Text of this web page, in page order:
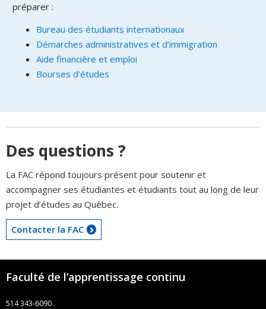
préparer :
Bureau des étudiants internationaux
Démarches administratives et d’immigration
Aide financière et emploi
Bourses d’études
Des questions ?
La FAC répond toujours présent pour soutenir et
accompagner ses étudiantes et étudiants tout au long de leur
projet d’études au Québec.
Contacter la FAC
Faculté de l’apprentissage continu
514 343-6090